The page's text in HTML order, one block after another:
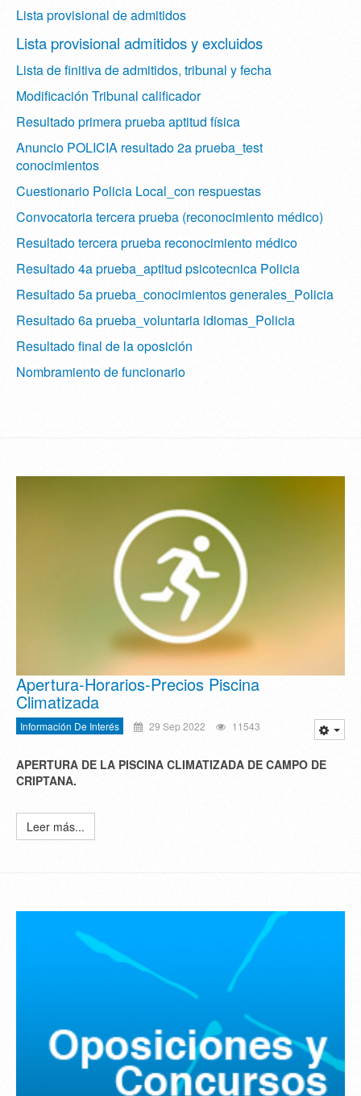
Lista provisional de admitidos
Lista provisional admitidos y excluidos
Lista de finitiva de admitidos, tribunal y fecha
Modificación Tribunal calificador
Resultado primera prueba aptitud física
Anuncio POLICIA resultado 2a prueba_test
conocimientos
Cuestionario Policia Local_con respuestas
Convocatoria tercera prueba (reconocimiento médico)
Resultado tercera prueba reconocimiento médico
Resultado 4a prueba_aptitud psicotecnica Policia
Resultado 5a prueba_conocimientos generales_Policia
Resultado 6a prueba_voluntaria idiomas_Policia
Resultado final de la oposición
Nombramiento de funcionario
Apertura-Horarios-Precios Piscina
Climatizada
Información De Interés 29 Sep 2022 11543
APERTURA DE LA PISCINA CLIMATIZADA DE CAMPO DE
CRIPTANA.
Leer más...